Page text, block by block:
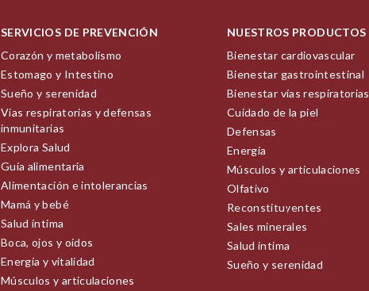
SERVICIOS DE PREVENCIÓN
Corazón y metabolismo
Estomago y Intestino
Sueño y serenidad
Vías respiratorias y defensas
inmunitarias
Explora Salud
Guía alimentaria
Alimentación e intolerancias
Mamá y bebé
Salud íntima
Boca, ojos y oídos
Energía y vitalidad
Músculos y articulaciones
NUESTROS PRODUCTOS
Bienestar cardiovascular
Bienestar gastrointestinal
Bienestar vías respiratorias
Cuidado de la piel
Defensas
Energía
Músculos y articulaciones
Olfativo
Reconstituyentes
Sales minerales
Salud íntima
Sueño y serenidad